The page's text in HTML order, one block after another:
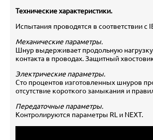
Технические характеристики.
Испытания проводятся в соответствии с
Механические параметры.
Шнур выдерживает продольную
контакта в проводах. Защитный
Электрические параметры.
Сто процентов изготовленных шнуров
отсутствие короткого замыкания и
Передаточные параметры.
Контролируются параметры RL и NEXT.